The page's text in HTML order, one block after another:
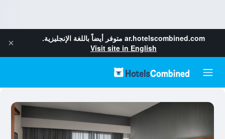
ar.hotelscombined.com متوفر أيضاً باللغة الإنجليزية.
Visit site in English